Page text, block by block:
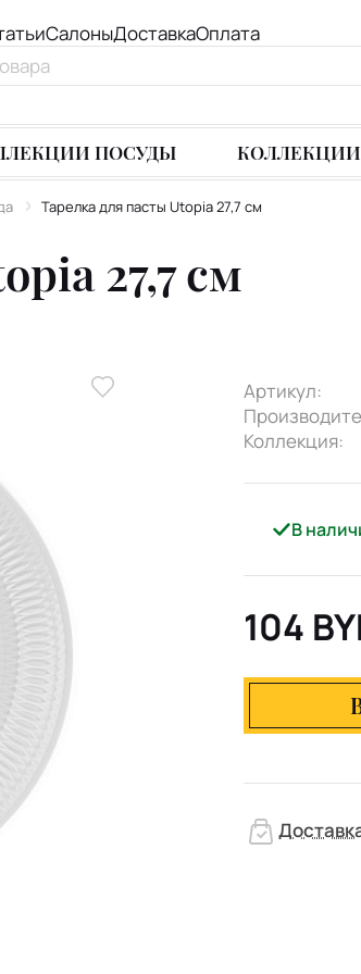
СалоныДоставкаОплата
ПОСУДЫ
Тарелка для пасты Utopia 27,7 см
27,7 см
Артикул:
Коллекция:
В
104